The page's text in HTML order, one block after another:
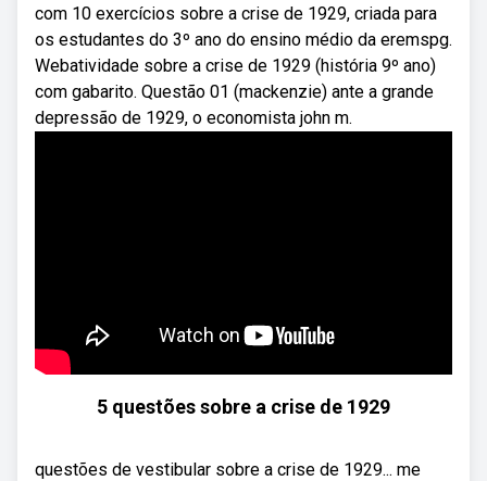
com 10 exercícios sobre a crise de 1929, criada para
os estudantes do 3º ano do ensino médio da eremspg.
Webatividade sobre a crise de 1929 (história 9º ano)
com gabarito. Questão 01 (mackenzie) ante a grande
depressão de 1929, o economista john m.
5 questões sobre a crise de 1929
questões de vestibular sobre a crise de 1929... me